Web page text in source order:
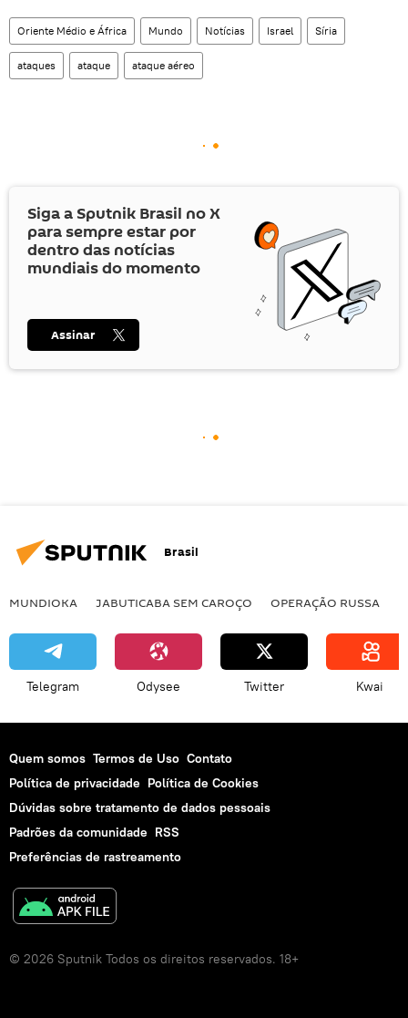
Oriente Médio e África Mundo Notícias Israel Síria
ataques ataque ataque aéreo
Siga a Sputnik Brasil noX
para sempre estar por
dentro das notícias
mundiais do momento
Assinar
Brasil
MUNDIOKA JABUTICABA SEM CAROÇO OPERAÇÃO RUSSA
Telegram Odysee Twitter Kwai
Quem somos Termos de Uso Contato
Política de privacidade Política de Cookies
Dúvidas sobre tratamento de dados pessoais
Padrões da comunidade RSS
Preferências de rastreamento
© 2026 Sputnik Todos os direitos reservados. 18+